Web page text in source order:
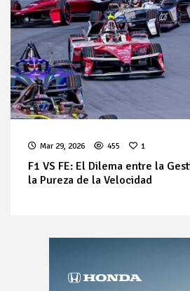
Mar 29, 2026 455 1
F1 VS FE: El Dilema entre la
la Pureza de la Velocidad